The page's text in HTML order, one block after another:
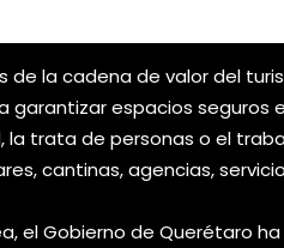
de la cadena de valor del
garantizar espacios
la trata de personas o el
cantinas, agencias,
el Gobierno de Querétaro